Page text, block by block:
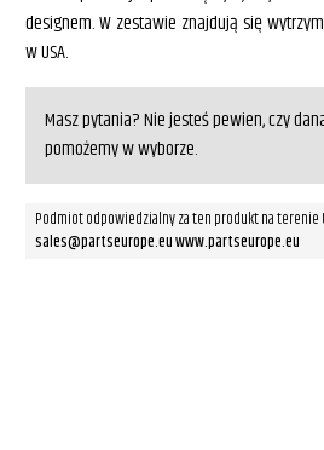
designem. W zestawie znajdują się
w USA.
Masz pytania? Nie jesteś pewien, czy
pomożemy w wyborze.
Podmiot odpowiedzialny za ten produkt na terenie
sales@partseurope.eu www.partseurope.eu